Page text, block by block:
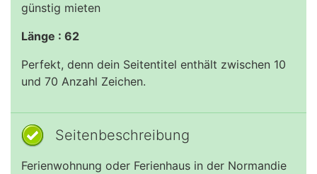
günstig mieten
Länge : 62
Perfekt, denn dein Seitentitel enthält zwischen 10
und 70 Anzahl Zeichen.
Seitenbeschreibung
Ferienwohnung oder Ferienhaus in der Normandie